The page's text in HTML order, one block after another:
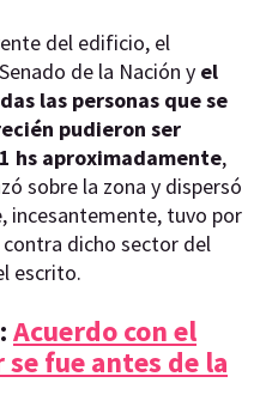
del edificio, el
de la Nación y el
las personas que se
pudieron ser
hs aproximadamente,
sobre la zona y dispersó
incesantemente, tuvo por
dicho sector del
escrito.
Acuerdo con el
fue antes de la